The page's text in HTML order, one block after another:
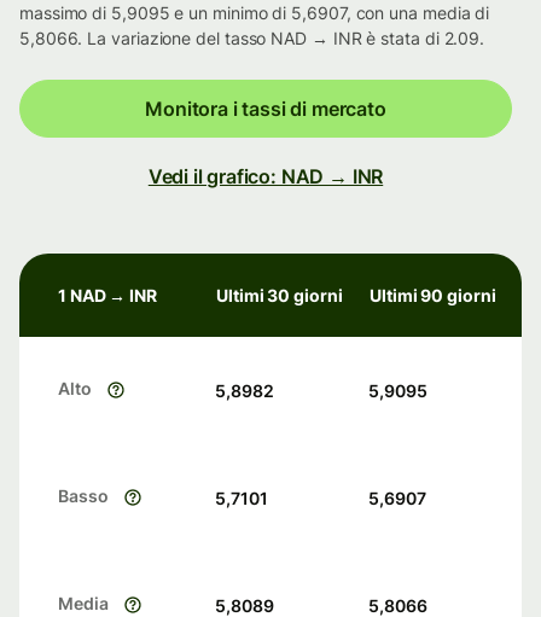
massimo di 5,9095 e un minimo di 5,6907, con una media di
5,8066. La variazione del tasso NAD → INR è stata di 2.09.
Monitora i tassi di mercato
Vedi il grafico: NAD → INR
1 NAD → INR Ultimi 30 giorni Ultimi 90 giorni
Alto 5,8982 5,9095
Basso 5,7101 5,6907
Media 5,8089 5,8066